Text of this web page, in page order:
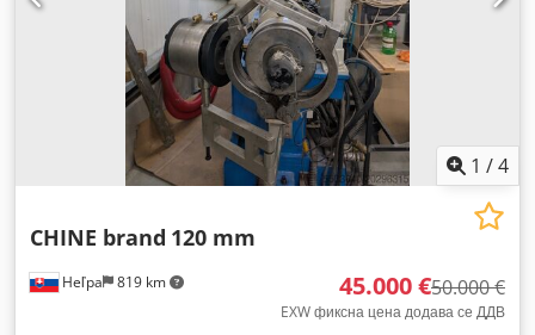
1 /4
Heľpa 819 km
CHINE brand 120 mm
45.000 €50.000 €
EXW фиксна цена додава се ДДВ